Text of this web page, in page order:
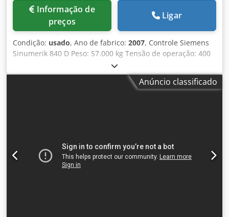
preços
Ligar
Condição: usado, Ano de fabrico: 2007, Controle Siemens
Sinumerik 840 D Peso: 57.000 kg Tensão de operação: 400
V Gleason-PFAUTER Fresadora CNC de engrenagens por
geração P 2400/2800 Para engrenhar rodas cilíndricas e
helicoidais, assim como todos os outros perfis e formas
mineração e construção naval, usinagem de engrenagens
e muito mais. A faixa de potência do acionamento
considera futuros desenvolvimentos de ferramentas.
Anúncio classificado